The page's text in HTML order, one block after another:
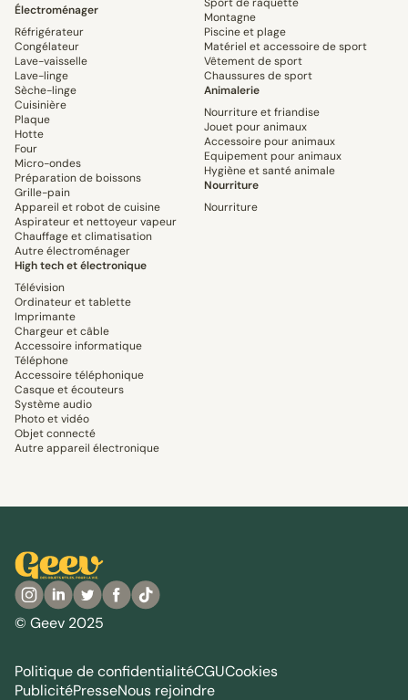
Électroménager
Réfrigérateur
Congélateur
Lave-vaisselle
Lave-linge
Sèche-linge
Cuisinière
Plaque
Hotte
Four
Micro-ondes
Préparation de boissons
Grille-pain
Appareil et robot de cuisine
Aspirateur et nettoyeur vapeur
Chauffage et climatisation
Autre électroménager
High tech et électronique
Télévision
Ordinateur et tablette
Imprimante
Chargeur et câble
Accessoire informatique
Téléphone
Accessoire téléphonique
Casque et écouteurs
Système audio
Photo et vidéo
Objet connecté
Autre appareil électronique
Montagne
Piscine et plage
Matériel et accessoire de sport
Vêtement de sport
Chaussures de sport
Animalerie
Nourriture et friandise
Jouet pour animaux
Accessoire pour animaux
Equipement pour animaux
Hygiène et santé animale
Nourriture
Nourriture
© Geev 2025
Politique de confidentialitéCGUCookies
PublicitéPresseNous rejoindre